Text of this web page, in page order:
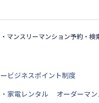
マンスリーマンション予約・検
ビジネスポイント制度
家電レンタル
オーダーマ